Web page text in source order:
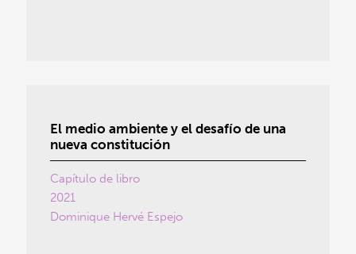
El medio ambiente y el desafío de una
nueva constitución
Capítulo de libro
2021
Dominique Hervé Espejo